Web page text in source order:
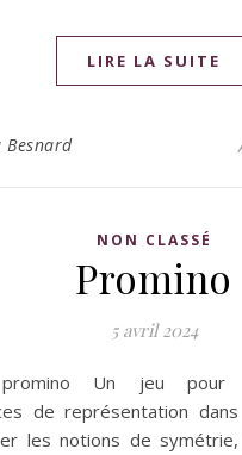
LIRE LA SUITE
NON CLASSÉ
Promino
5 avril 2024
de représentation
les notions de